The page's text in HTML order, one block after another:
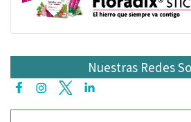
Nuestras Redes